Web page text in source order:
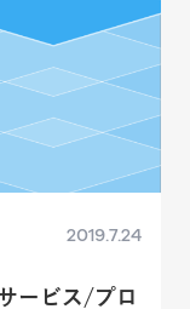
2019.7.24
ービス/プロ